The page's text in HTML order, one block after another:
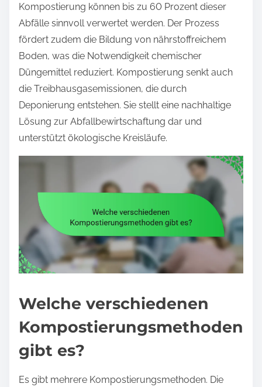
Kompostierung können bis zu 60 Prozent dieser
Abfälle sinnvoll verwertet werden. Der Prozess
fördert zudem die Bildung von nährstoffreichem
Boden, was die Notwendigkeit chemischer
Düngemittel reduziert. Kompostierung senkt auch
die Treibhausgasemissionen, die durch
Deponierung entstehen. Sie stellt eine nachhaltige
Lösung zur Abfallbewirtschaftung dar und
unterstützt ökologische Kreisläufe.
Welche verschiedenen
Kompostierungsmethoden
gibt es?
Es gibt mehrere Kompostierungsmethoden. Die